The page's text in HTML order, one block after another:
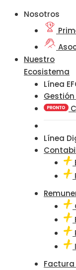
Nosotros
Nuestro
Ecosistema
Línea
Gestión
Línea